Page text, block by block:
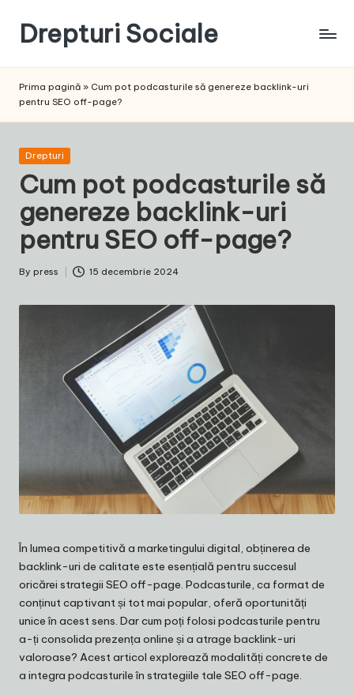
content
Drepturi Sociale
Sociale:
Schimbarea
Noastră!
Prima pagină » Cum pot podcasturile să genereze backlink-uri
pentru SEO off-page?
Posted
Drepturi
Cum pot podcasturile să
genereze backlink-uri
pentru SEO off-page?
Posted
By press 15 decembrie 2024
În lumea competitivă a marketingului digital, obținerea de
backlink-uri de calitate este esențială pentru succesul
oricărei strategii SEO off-page. Podcasturile, ca format de
conținut captivant și tot mai popular, oferă oportunități
unice în acest sens. Dar cum poți folosi podcasturile pentru
a-ți consolida prezența online și a atrage backlink-uri
valoroase? Acest articol explorează modalități concrete de
a integra podcasturile în strategiile tale SEO off-page.